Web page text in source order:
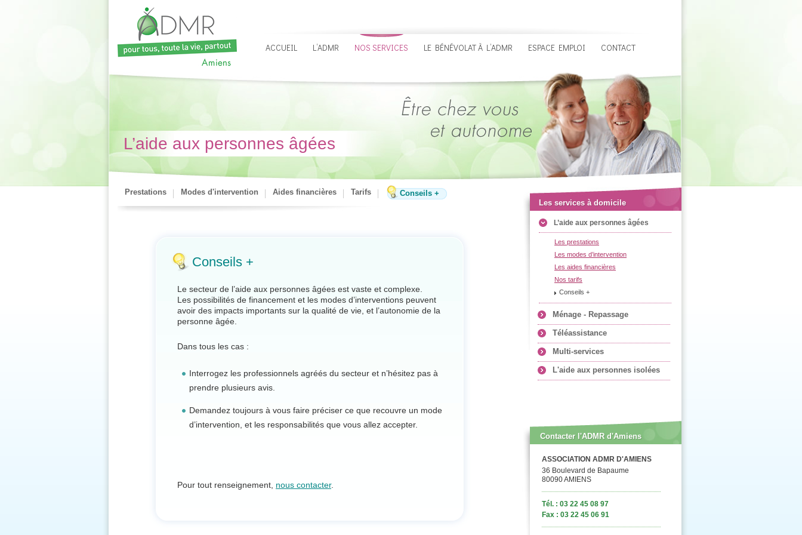
ACCUEIL L’ADMR NOS SERVICES LE BÉNÉVOLAT À L’ADMR ESPACE EMPLOI CONTACT
L’aide aux personnes âgées
Prestations Modes d'intervention Aides financières Tarifs Conseils +
Conseils +
Le secteur de l’aide aux personnes âgées est vaste et complexe.
Les possibilités de financement et les modes d’interventions peuvent
avoir des impacts importants sur la qualité de vie, et l’autonomie de la
personne âgée.
Dans tous les cas :
Interrogez les professionnels agréés du secteur et n’hésitez pas à
prendre plusieurs avis.
Demandez toujours à vous faire préciser ce que recouvre un mode
d’intervention, et les responsabilités que vous allez accepter.
Pour tout renseignement, nous contacter.
Les services à domicile
L’aide aux personnes âgées
Les prestations
Les modes d’intervention
Les aides financières
Nos tarifs
Conseils +
Ménage - Repassage
Téléassistance
Multi-services
L'aide aux personnes isolées
Contacter l'ADMR d'Amiens
ASSOCIATION ADMR D'AMIENS
36 Boulevard de Bapaume
80090 AMIENS
Tél. : 03 22 45 08 97
Fax : 03 22 45 06 91